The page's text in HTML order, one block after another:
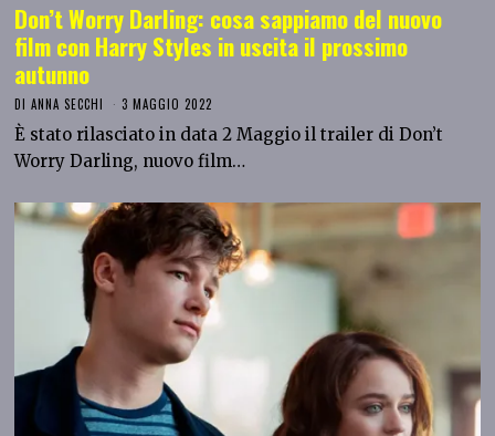
Don’t Worry Darling: cosa sappiamo del nuovo
film con Harry Styles in uscita il prossimo
autunno
DIANNA SECCHI 3 MAGGIO 2022
È stato rilasciato in data 2 Maggio il trailer di Don’t
Worry Darling, nuovo film…